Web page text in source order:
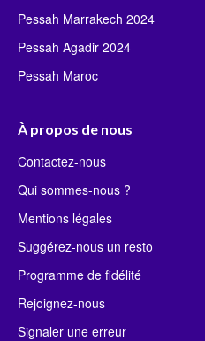
Pessah Marrakech 2024
Pessah Agadir 2024
Pessah Maroc
À propos de nous
Contactez-nous
Qui sommes-nous ?
Mentions légales
Suggérez-nous un resto
Programme de fidélité
Rejoignez-nous
Signaler une erreur